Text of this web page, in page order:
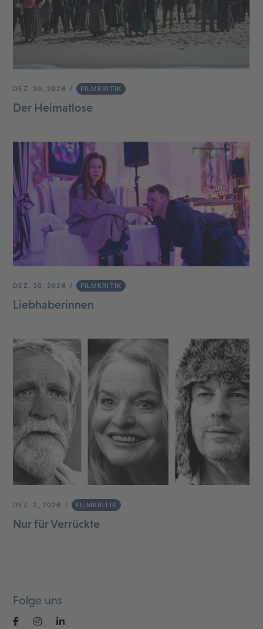
DEZ. 30, 2026 FILMKRITIK
Der Heimatlose
DEZ. 30, 2026 FILMKRITIK
Liebhaberinnen
DEZ. 2, 2026 FILMKRITIK
Nur für Verrückte
Folge uns